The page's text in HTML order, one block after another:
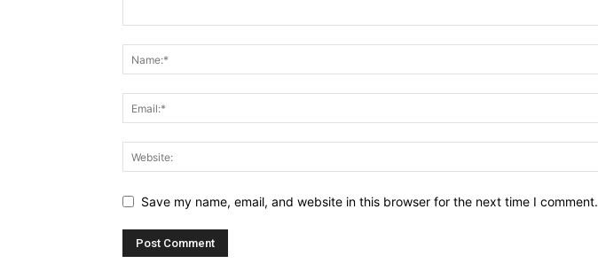
Save my name, email, and website in this browser for the next time I comment.